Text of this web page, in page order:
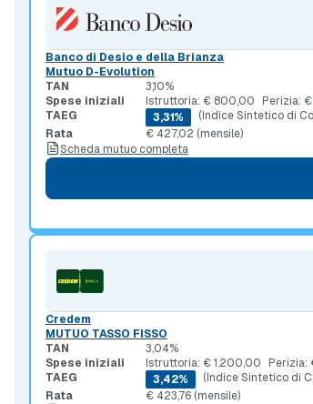
Banco di Desio e della Brianza
Mutuo D-Evolution
TAN
3,10%
Spese iniziali
Istruttoria: € 800,00
Perizia:
TAEG
3,31%
(Indice Sintetico di
Rata
€ 427,02 (mensile)
Scheda mutuo completa
Credem
MUTUO TASSO FISSO
TAN
3,04%
Spese iniziali
Istruttoria: € 1.200,00
TAEG
3,42%
(Indice Sintetico di
Rata
€ 423,76 (mensile)